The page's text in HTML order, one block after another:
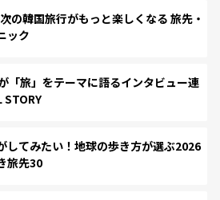
韓国旅行がもっと楽しくなる 旅先・
ック
「旅」をテーマに語るインタビュー連
STORY
してみたい！地球の歩き方が選ぶ2026
旅先30